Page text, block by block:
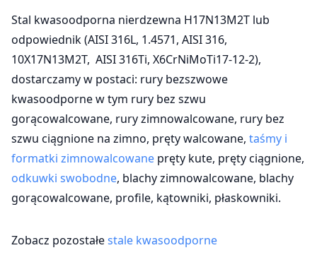
Stal kwasoodporna nierdzewna H17N13M2T lub
odpowiednik (AISI 316L, 1.4571, AISI 316,
10X17N13M2T, AISI 316Ti, X6CrNiMoTi17-12-2),
dostarczamy w postaci: rury bezszwowe
kwasoodporne w tym rury bez szwu
gorącowalcowane, rury zimnowalcowane, rury bez
szwu ciągnione na zimno, pręty walcowane, taśmy i
formatki zimnowalcowane pręty kute, pręty ciągnione,
odkuwki swobodne, blachy zimnowalcowane, blachy
gorącowalcowane, profile, kątowniki, płaskowniki.
Zobacz pozostałestale kwasoodporne